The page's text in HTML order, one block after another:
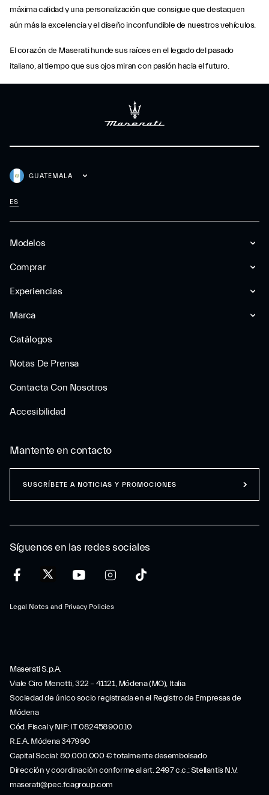
máxima calidad y una personalización que consigue que destaquen
aún más la excelencia y el diseño inconfundible de nuestros vehículos.
El corazón de Maserati hunde sus raíces en el legado del pasado
italiano, al tiempo que sus ojos miran con pasión hacia el futuro.
Modelos
Comprar
Experiencias
Marca
Catálogos
Notas De Prensa
Contacta Con Nosotros
Accesibilidad
GUATEMALA
ES
Síguenos en las redes sociales
Legal Notes and Privacy Policies
Mantente en contacto
SUSCRÍBETE A NOTICIAS Y PROMOCIONES
Maserati S.p.A.
Viale Ciro Menotti, 322 – 41121, Módena (MO), Italia
Sociedad de único socio registrada en el Registro de Empresas de
Módena
Cód. Fiscal y NIF: IT 08245890010
R.E.A. Módena 347990
Capital Social: 80.000.000 € totalmente desembolsado
Dirección y coordinación conforme al art. 2497 c.c.: Stellantis N.V.
maserati@pec.fcagroup.com